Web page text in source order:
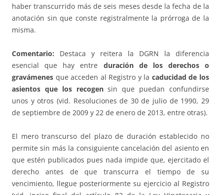
haber transcurrido más de seis meses desde la fecha de la
anotación sin que conste registralmente la prórroga de la
misma.
Comentario: Destaca y reitera la DGRN la diferencia
esencial que hay entre duración de los derechos o
gravámenes que acceden al Registro y la caducidad de los
asientos que los recogensin que puedan confundirse
unos y otros (vid. Resoluciones de 30 de julio de 1990, 29
de septiembre de 2009 y 22 de enero de 2013, entre otras).
El mero transcurso del plazo de duración establecido no
permite sin más la consiguiente cancelación del asiento en
que estén publicados pues nada impide que, ejercitado el
derecho antes de que transcurra el tiempo de su
vencimiento, llegue posteriormente su ejercicio al Registro